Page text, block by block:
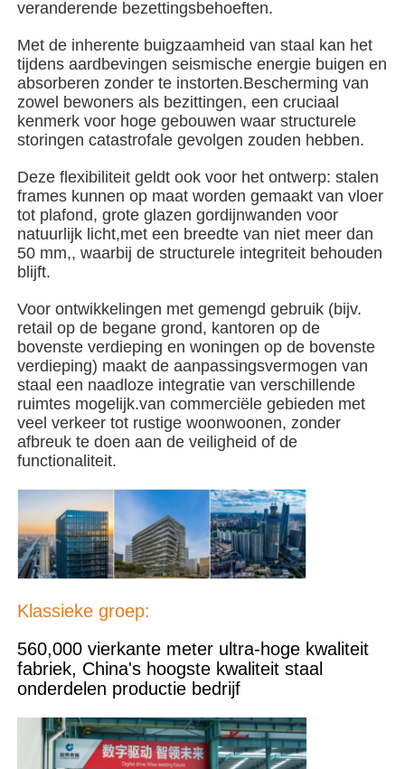
Over ons
Fabrieksreis
Kwaliteitscontrole
Contacteer ons
nieuws
Alle Gevallen
Vraag een offerte aan
Stalen structuurgebouw
Workshop staalconstructies
staalconstructie magazijn
Schuur voor staalconstructies
Zware Staalstructuur
Stalen brug
veranderende bezettingsbehoeften.
Met de inherente buigzaamheid van staal kan het
tijdens aardbevingen seismische energie buigen en
absorberen zonder te instorten.Bescherming van
zowel bewoners als bezittingen, een cruciaal
kenmerk voor hoge gebouwen waar structurele
storingen catastrofale gevolgen zouden hebben.
Deze flexibiliteit geldt ook voor het ontwerp: stalen
frames kunnen op maat worden gemaakt van vloer
tot plafond, grote glazen gordijnwanden voor
natuurlijk licht,met een breedte van niet meer dan
50 mm,, waarbij de structurele integriteit behouden
blijft.
Voor ontwikkelingen met gemengd gebruik (bijv.
retail op de begane grond, kantoren op de
bovenste verdieping en woningen op de bovenste
verdieping) maakt de aanpassingsvermogen van
staal een naadloze integratie van verschillende
ruimtes mogelijk.van commerciële gebieden met
veel verkeer tot rustige woonwoonen, zonder
afbreuk te doen aan de veiligheid of de
functionaliteit.
Klassieke groep:
560,000 vierkante meter ultra-hoge kwaliteit
fabriek, China's hoogste kwaliteit staal
onderdelen productie bedrijf